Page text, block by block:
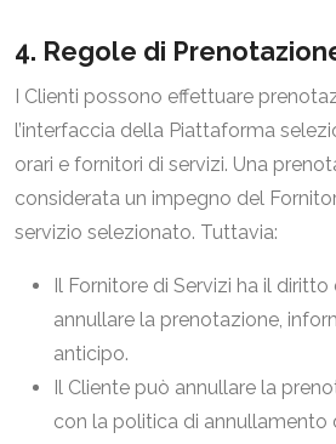
4. Regole di
I Clienti possono effettuare
l’interfaccia della Piattaforma
orari e fornitori di servizi. Una
considerata un impegno del
servizio selezionato. Tuttavia:
Il Fornitore di Servizi ha il
annullare la prenotazione,
anticipo.
Il Cliente può annullare la
con la politica di annullamento